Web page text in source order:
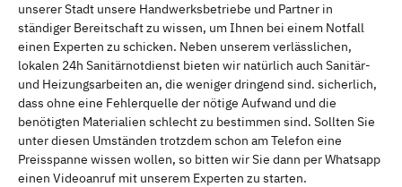
unserer Stadt unsere Handwerksbetriebe und Partner in
ständiger Bereitschaft zu wissen, um Ihnen bei einem Notfall
einen Experten zu schicken. Neben unserem verlässlichen,
lokalen 24h Sanitärnotdienst bieten wir natürlich auch Sanitär-
und Heizungsarbeiten an, die weniger dringend sind. sicherlich,
dass ohne eine Fehlerquelle der nötige Aufwand und die
benötigten Materialien schlecht zu bestimmen sind. Sollten Sie
unter diesen Umständen trotzdem schon am Telefon eine
Preisspanne wissen wollen, so bitten wir Sie dann per Whatsapp
einen Videoanruf mit unserem Experten zu starten.